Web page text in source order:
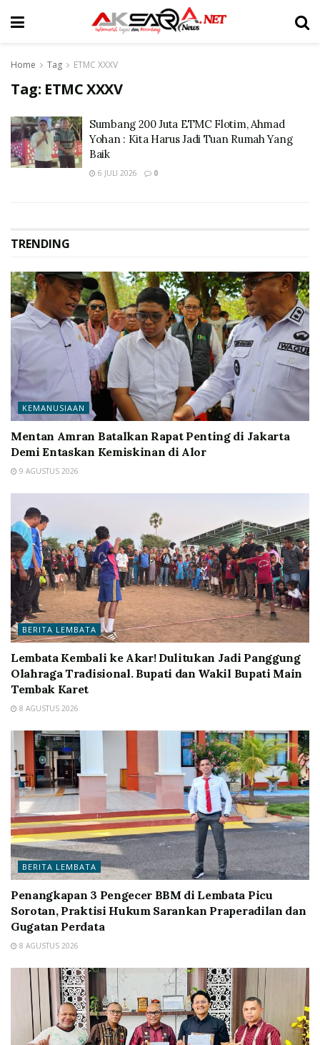
Home Tag ETMC XXXV
Tag: ETMC XXXV
Sumbang 200 Juta ETMC Flotim, Ahmad
Yohan : Kita Harus Jadi Tuan Rumah Yang
Baik
6 JULI 2026 0
TRENDING
KEMANUSIAAN
Mentan Amran Batalkan Rapat Penting di Jakarta
Demi Entaskan Kemiskinan di Alor
9 AGUSTUS 2026
BERITA LEMBATA
Lembata Kembali ke Akar! Dulitukan Jadi Panggung
Olahraga Tradisional. Bupati dan Wakil Bupati Main
Tembak Karet
8 AGUSTUS 2026
BERITA LEMBATA
Penangkapan 3 Pengecer BBM di Lembata Picu
Sorotan, Praktisi Hukum Sarankan Praperadilan dan
Gugatan Perdata
8 AGUSTUS 2026